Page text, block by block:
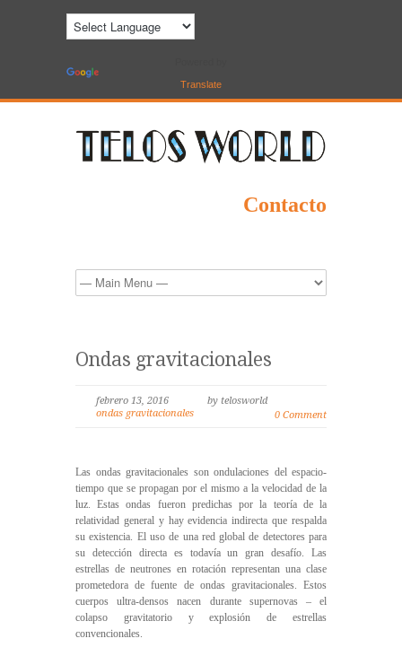
Translate
Contacto
Ondas gravitacionales
febrero 13, 2016
by telosworld
ondas gravitacionales
0 Comment
Las ondas gravitacionales son ondulaciones del espacio-
tiempo que se propagan por el mismo a la velocidad de la
luz. Estas ondas fueron predichas por la teoría de la
relatividad general y hay evidencia indirecta que respalda
su existencia. El uso de una red global de detectores para
su detección directa es todavía un gran desafío. Las
estrellas de neutrones en rotación representan una clase
prometedora de fuente de ondas gravitacionales. Estos
cuerpos ultra-densos nacen durante supernovas – el
colapso gravitatorio y explosión de estrellas
convencionales.